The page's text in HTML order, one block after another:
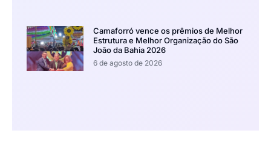
Camaforró vence os prêmios de Melhor
Estrutura e Melhor Organização do São
João da Bahia 2026
6 de agosto de 2026